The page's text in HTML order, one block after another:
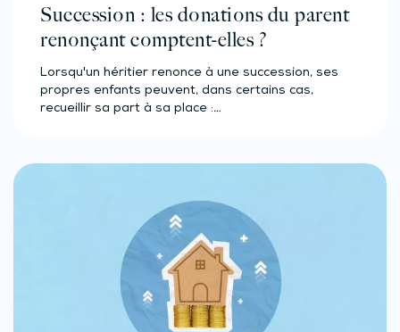
Succession : les donations du parent
renonçant comptent-elles ?
Lorsqu'un héritier renonce à une succession, ses
propres enfants peuvent, dans certains cas,
recueillir sa part à sa place :…